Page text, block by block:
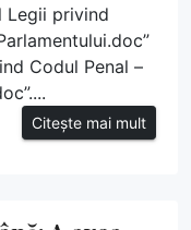
Legii privind
Codul Penal –
Citește mai mult